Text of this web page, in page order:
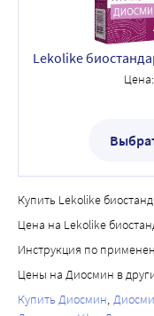
Цена:
Купить Lekolike
Цена на Lekolike
Инструкция по
Цены на Диосмин в
Купить Диосмин